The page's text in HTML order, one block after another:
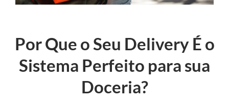
Por Que o Seu Delivery É o
Sistema Perfeito para sua
Doceria?